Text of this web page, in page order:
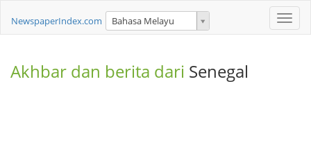
Toggle
NewspaperIndex.com Bahasa Melayu
Akhbar dan berita dari Senegal